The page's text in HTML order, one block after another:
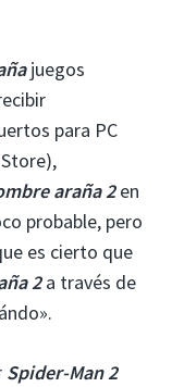
juegos
para PC
araña 2en
probable, pero
es cierto que
2a través de
Spider-Man 2